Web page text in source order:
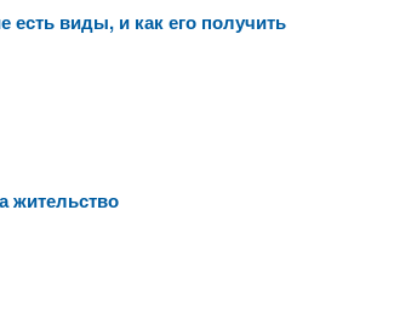
есть виды, и как его получить
жительство